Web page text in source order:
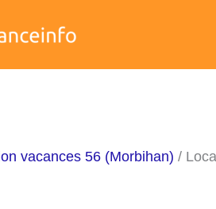
vacances 56 (Morbihan) /